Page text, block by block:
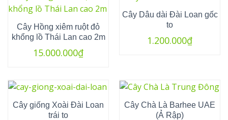
Cây Hồng xiêm ruột đỏ
khổng lồ Thái Lan cao 2m
15.000.000₫
Cây Dâu dài Đài Loan gốc
to
1.200.000₫
Cây giống Xoài Đài Loan
trái to
Cây Chà Là Barhee UAE
(Ả Rập)